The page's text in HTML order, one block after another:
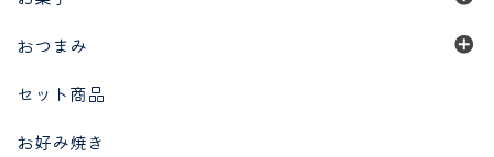
おつまみ
セット商品
お好み焼き